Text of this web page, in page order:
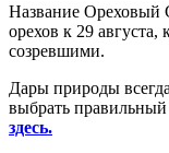
Название Ореховый
орехов к 29
созревшими.
Дары природы
выбрать
здесь.